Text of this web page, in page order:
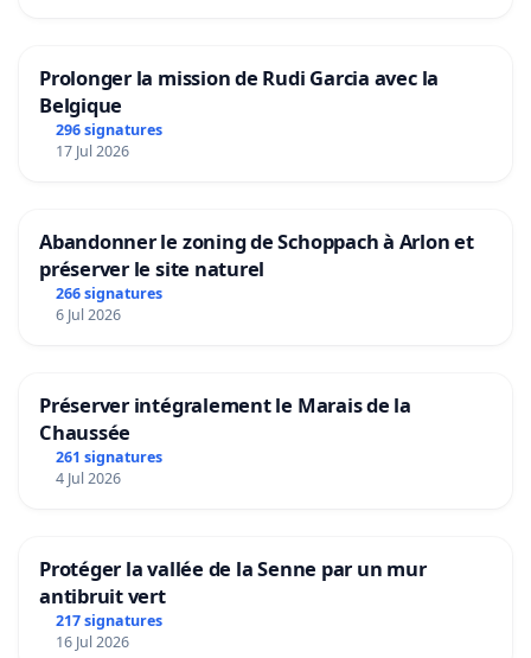
Prolonger la mission de Rudi Garcia avec la
Belgique
296 signatures
17 Jul 2026
Abandonner le zoning de Schoppach à Arlon et
préserver le site naturel
266 signatures
6 Jul 2026
Préserver intégralement le Marais de la
Chaussée
261 signatures
4 Jul 2026
Protéger la vallée de la Senne par un mur
antibruit vert
217 signatures
16 Jul 2026